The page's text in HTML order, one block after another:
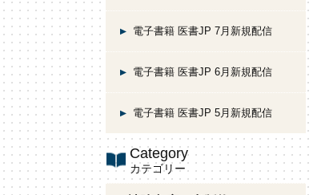
電子書籍 医書JP 7月新規配信
電子書籍 医書JP 6月新規配信
電子書籍 医書JP 5月新規配信
Category
カテゴリー